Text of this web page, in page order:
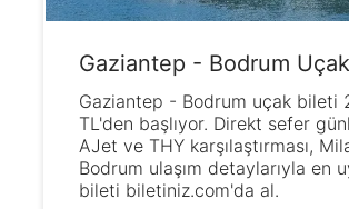
Gaziantep - Bodrum
Gaziantep - Bodrum uçak bileti
TL'den başlıyor. Direkt sefer
AJet ve THY karşılaştırması,
Bodrum ulaşım detaylarıyla en
bileti biletiniz.com'da al.